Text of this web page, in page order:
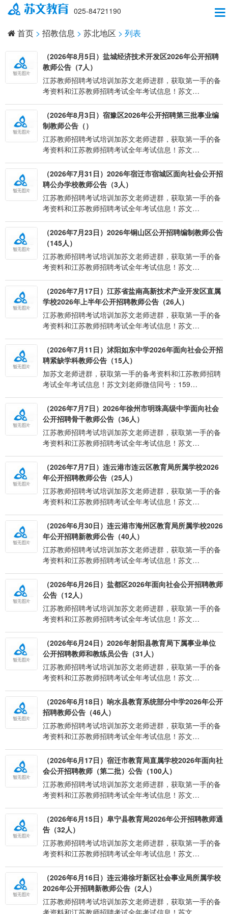
025-84721190
首页 > 招教信息 > 苏北地区 > 列表
（2026年8月5日）盐城经济技术开发区2026年公开招聘
教师公告（7人）
江苏教师招聘考试培训加苏文老师进群，获取第一手的备
考资料和江苏教师招聘考试全年考试信息！苏文…
（2026年8月3日）宿豫区2026年公开招聘第三批事业编
制教师公告（）
江苏教师招聘考试培训加苏文老师进群，获取第一手的备
考资料和江苏教师招聘考试全年考试信息！苏文…
（2026年7月31日）2026年宿迁市宿城区面向社会公开招
聘公办学校教师公告（3人）
江苏教师招聘考试培训加苏文老师进群，获取第一手的备
考资料和江苏教师招聘考试全年考试信息！苏文…
（2026年7月23日）2026年铜山区公开招聘编制教师公告
（145人）
江苏教师招聘考试培训加苏文老师进群，获取第一手的备
考资料和江苏教师招聘考试全年考试信息！苏文…
（2026年7月17日）江苏省盐南高新技术产业开发区直属
学校2026年上半年公开招聘教师公告（26人）
江苏教师招聘考试培训加苏文老师进群，获取第一手的备
考资料和江苏教师招聘考试全年考试信息！苏文…
（2026年7月11日）沭阳如东中学2026年面向社会公开招
聘紧缺学科教师公告（15人）
加苏文老师进群，获取第一手的备考资料和江苏教师招聘
考试全年考试信息！苏文刘老师微信同号：159…
（2026年7月7日）2026年徐州市明珠高级中学面向社会
公开招聘骨干教师公告（36人）
江苏教师招聘考试培训加苏文老师进群，获取第一手的备
考资料和江苏教师招聘考试全年考试信息！苏文…
（2026年7月7日）连云港市连云区教育局所属学校2026
年公开招聘教师公告（25人）
江苏教师招聘考试培训加苏文老师进群，获取第一手的备
考资料和江苏教师招聘考试全年考试信息！苏文…
（2026年6月30日）连云港市海州区教育局所属学校2026
年公开招聘新教师公告（40人）
江苏教师招聘考试培训加苏文老师进群，获取第一手的备
考资料和江苏教师招聘考试全年考试信息！苏文…
（2026年6月26日）盐都区2026年面向社会公开招聘教师
公告（12人）
江苏教师招聘考试培训加苏文老师进群，获取第一手的备
考资料和江苏教师招聘考试全年考试信息！苏文…
（2026年6月24日）2026年射阳县教育局下属事业单位
公开招聘教师和教练员公告（31人）
江苏教师招聘考试培训加苏文老师进群，获取第一手的备
考资料和江苏教师招聘考试全年考试信息！苏文…
（2026年6月18日）响水县教育系统部分中学2026年公开
招聘教师公告（46人）
江苏教师招聘考试培训加苏文老师进群，获取第一手的备
考资料和江苏教师招聘考试全年考试信息！苏文…
（2026年6月17日）宿迁市教育局直属学校2026年面向社
会公开招聘教师（第二批）公告（100人）
江苏教师招聘考试培训加苏文老师进群，获取第一手的备
考资料和江苏教师招聘考试全年考试信息！苏文…
（2026年6月15日）阜宁县教育局2026年公开招聘教师通
告（32人）
江苏教师招聘考试培训加苏文老师进群，获取第一手的备
考资料和江苏教师招聘考试全年考试信息！苏文…
（2026年6月16日）连云港徐圩新区社会事业局所属学校
2026年公开招聘新教师公告（2人）
江苏教师招聘考试培训加苏文老师进群，获取第一手的备
考资料和江苏教师招聘考试全年考试信息！苏文…